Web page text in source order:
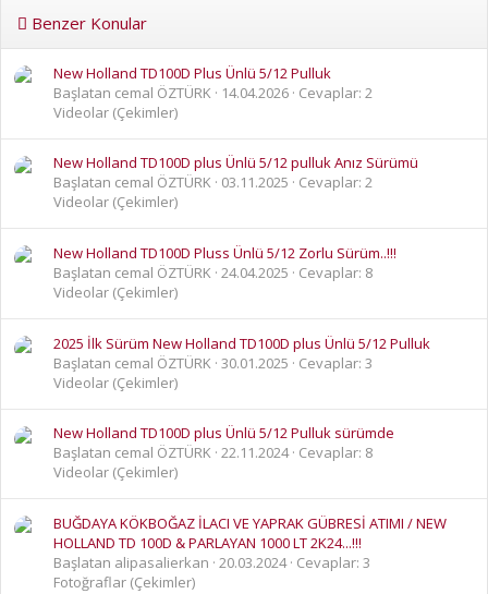
Benzer Konular
New Holland TD100D Plus Ünlü 5/12 Pulluk
Başlatan cemal ÖZTÜRK
14.04.2026 Cevaplar: 2
Videolar (Çekimler)
New Holland TD100D plus Ünlü 5/12 pulluk Anız Sürümü
Başlatan cemal ÖZTÜRK 03.11.2025
Cevaplar: 2
Videolar (Çekimler)
New Holland TD100D Pluss Ünlü 5/12 Zorlu Sürüm..!!!
Başlatan cemal ÖZTÜRK 24.04.2025
Cevaplar: 8
Videolar (Çekimler)
2025 İlk Sürüm New Holland TD100D plus Ünlü 5/12 Pulluk
Başlatan cemal ÖZTÜRK 30.01.2025
Cevaplar: 3
Videolar (Çekimler)
New Holland TD100D plus Ünlü 5/12 Pulluk sürümde
Başlatan cemal ÖZTÜRK 22.11.2024 Cevaplar: 8
Videolar (Çekimler)
BUĞDAYA KÖKBOĞAZ İLACI VE YAPRAK GÜBRESİ ATIMI / NEW
HOLLAND TD 100D & PARLAYAN 1000 LT 2K24...!!!
Başlatan alipasalierkan 20.03.2024 Cevaplar: 3
Fotoğraflar (Çekimler)